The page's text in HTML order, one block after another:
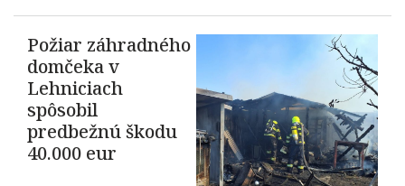
Požiar záhradného
domčeka v
Lehniciach
spôsobil
predbežnú škodu
40.000 eur